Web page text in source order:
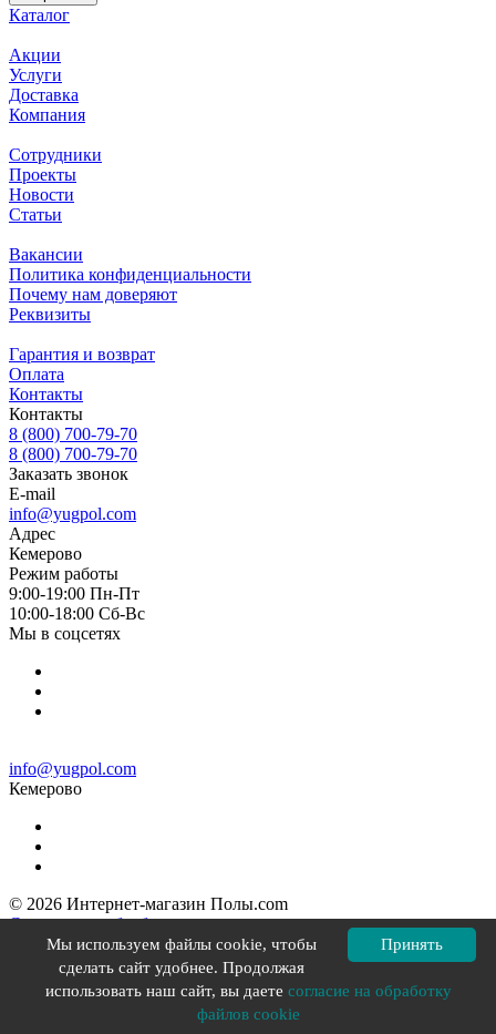
Каталог
Акции
Услуги
Доставка
Компания
Сотрудники
Проекты
Новости
Статьи
Вакансии
Политика конфиденциальности
Почему нам доверяют
Реквизиты
Гарантия и возврат
Оплата
Контакты
Контакты
8 (800) 700-79-70
8 (800) 700-79-70
Заказать звонок
E-mail
info@yugpol.com
Адрес
Кемерово
Режим работы
9:00-19:00 Пн-Пт
10:00-18:00 Cб-Вс
Мы в соцсетях
info@yugpol.com
Кемерово
© 2026 Интернет-магазин Полы.com
Согласие на обработку персональных данных
Политика конфиденциальности
Политика в отношении файлов cookie
Разработка сайта YOU-X
Принять
Мы используем файлы cookie, чтобы
сделать сайт удобнее. Продолжая
использовать наш сайт, вы даете согласие на обработку
файлов cookie